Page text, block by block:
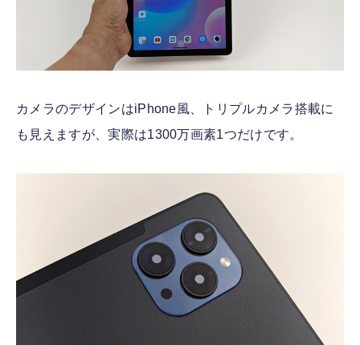
カメラのデザインはiPhone風、トリプルカメラ搭載に
も見えますが、実際は1300万画素1つだけです。